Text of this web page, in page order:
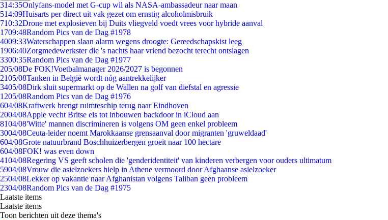
314:35Onlyfans-model met G-cup wil als NASA-ambassadeur naar maan
514:09Huisarts per direct uit vak gezet om ernstig alcoholmisbruik
710:32Drone met explosieven bij Duits vliegveld voedt vrees voor hybride aanval
1709:48Random Pics van de Dag #1978
4009:33Waterschappen slaan alarm wegens droogte: Gereedschapskist leeg
1906:40Zorgmedewerkster die 's nachts haar vriend bezocht terecht ontslagen
3300:35Random Pics van de Dag #1977
205/08De FOK!Voetbalmanager 2026/2027 is begonnen
2105/08Tanken in België wordt nóg aantrekkelijker
3405/08Dirk sluit supermarkt op de Wallen na golf van diefstal en agressie
1205/08Random Pics van de Dag #1976
604/08Kraftwerk brengt ruimteschip terug naar Eindhoven
2004/08Apple vecht Britse eis tot inbouwen backdoor in iCloud aan
8104/08'Witte' mannen discrimineren is volgens OM geen enkel probleem
3004/08Ceuta-leider noemt Marokkaanse grensaanval door migranten 'gruweldaad'
604/08Grote natuurbrand Boschhuizerbergen groeit naar 100 hectare
604/08FOK! was even down
4104/08Regering VS geeft scholen die 'genderidentiteit' van kinderen verbergen voor ouders ultimatum
5904/08Vrouw die asielzoekers hielp in Athene vermoord door Afghaanse asielzoeker
2504/08Lekker op vakantie naar Afghanistan volgens Taliban geen probleem
2304/08Random Pics van de Dag #1975
Laatste items
Laatste items
Toon berichten uit deze thema's